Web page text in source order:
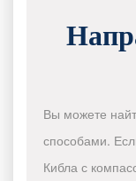
Вы можете
способами.
Кибла с